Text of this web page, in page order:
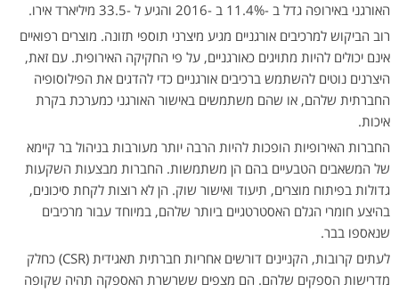
האורגני באירופה גדל ב -11.4% ב -2016 והגיע ל -33.5 מיליארד אירו.
רוב הביקוש למרכיבים אורגניים מגיע מיצרני תוספי תזונה. מוצרים רפואיים
אינם יכולים להיות מתויגים כאורגניים, על פי החקיקה האירופית. עם זאת,
היצרנים נוטים להשתמש ברכיבים אורגניים כדי להדגים את הפילוסופיה
החברתית שלהם, או שהם משתמשים באישור האורגני כמערכת בקרת
איכות.
החברות האירופיות הופכות להיות הרבה יותר מעורבות בניהול בר קיימא
של המשאבים הטבעיים בהם הן משתמשות. החברות מבצעות השקעות
גדולות בפיתוח מוצרים, תיעוד ואישור שוק. הן לא רוצות לקחת סיכונים,
בהיצע חומרי הגלם האסטרטגיים ביותר שלהם, במיוחד עבור מרכיבים
שנאספו בבר.
לעתים קרובות, הקניינים דורשים אחריות חברתית תאגידית (CSR) כחלק
מדרישות הספקים שלהם. הם מצפים ששרשרת האספקה תהיה שקופה